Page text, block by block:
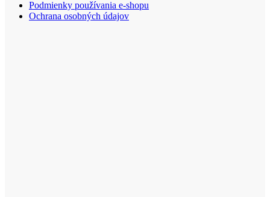
Podmienky používania e-shopu
Ochrana osobných údajov